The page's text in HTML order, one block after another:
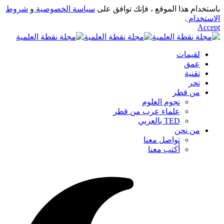
باستخدام هذا الموقع ، فإنك توافق على سياسة الخصوصية و شروط
الاستخدام .
Accept
لقيمات
عمق
تقنية
تحر
من قطر
نجوم العلوم
علماء عرب من قطر
TED بالعربي
من نحن
تواصل معنا
أكتب معنا